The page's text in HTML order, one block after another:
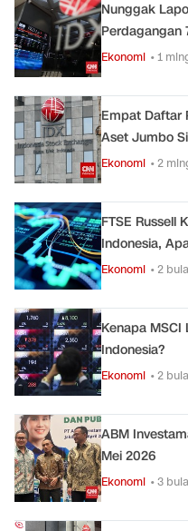
Nunggak
Perdagangan
Ekonomi • 1
Empat Daftar
Aset Jumbo
Ekonomi • 2
FTSE Russell
Indonesia,
Ekonomi • 2
Kenapa MSCI
Indonesia?
Ekonomi • 2
ABM
Mei 2026
Ekonomi • 3